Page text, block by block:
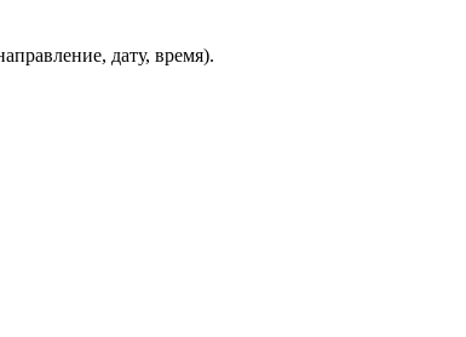
дату, время).